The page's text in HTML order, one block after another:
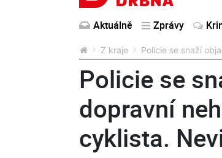
Aktuálně Zprávy
Z kraje Policie se snaží
Policie se
dopravní
cyklista.